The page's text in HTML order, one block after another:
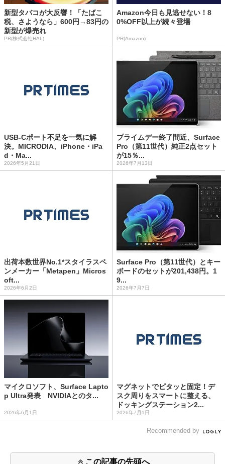
新型タバコが大反響！「たばこ
税、さようなら」600円→83円の
新型が爆売れ
PR(株式会社HAL)
Amazon今日も見逃せない！8
0%OFF以上が続々登場
PR(Amazon)
USB-Cポート不足を一気に解
決。MICRODIA、iPhone・iPa
d・Ma...
2026年5月21日
プライムデー終了間近、Surface
Pro（第11世代）純正2点セット
が15％...
2026年7月13日
出荷本数世界No.1*スタイラスペ
ンメーカー「Metapen」Micros
oft...
2026年6月2日
Surface Pro（第11世代）とキー
ボードのセットが201,438円。1
9...
2026年7月7日
マイクロソフト、Surface Lapto
p Ultra発表 NVIDIAとのタ...
2026年6月1日
マグネットでピタッと固定！デ
スク周りをスマートに整える、
ドッキングステーション2...
2026年7月1日
Recommended by
この記事の先頭へ